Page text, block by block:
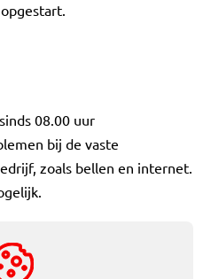
08.00 uur
bij de vaste
zoals bellen en internet.